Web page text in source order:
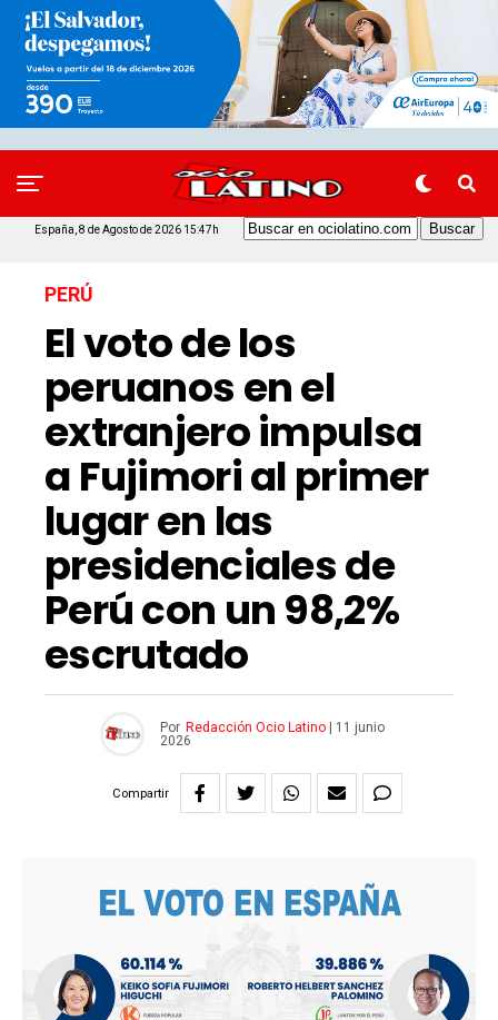
España, 8 de Agosto de 2026 15:47h
PERÚ
El voto de los
peruanos en el
extranjero impulsa
a Fujimori al primer
lugar en las
presidenciales de
Perú con un 98,2%
escrutado
Por Redacción Ocio Latino|
11 junio
2026
Compartir